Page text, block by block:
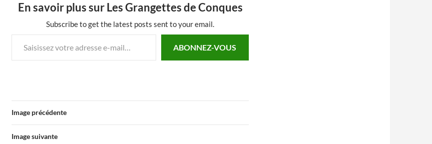
En savoir plus sur Les Grangettes de Conques
Subscribe to get the latest posts sent to your email.
Saisissez votre adresse e-mail…
ABONNEZ-VOUS
Image précédente
Image suivante